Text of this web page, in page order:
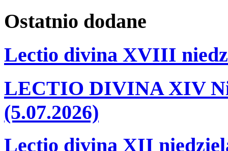
Ostatnio dodane
Lectio divina XVIII
LECTIO DIVINA XIV
(5.07.2026)
Lectio divina XII